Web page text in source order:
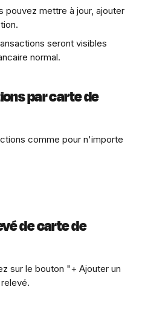
pouvez mettre à jour, ajouter
seront visibles
normal.
par carte de
comme pour n'importe
de carte de
sur le bouton "+ Ajouter un